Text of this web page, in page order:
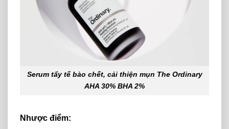
Serum tẩy tế bào chết, cải thiện mụn The Ordinary
AHA 30% BHA 2%
Nhược điểm: